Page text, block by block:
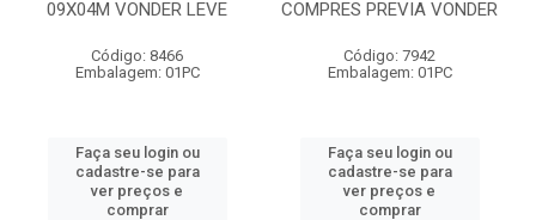
09X04M VONDER LEVE
Código: 8466
Embalagem: 01PC
Faça seu login ou
cadastre-se para
ver preços e
comprar
COMPRES PREVIA VONDER
Código: 7942
Embalagem: 01PC
Faça seu login ou
cadastre-se para
ver preços e
comprar